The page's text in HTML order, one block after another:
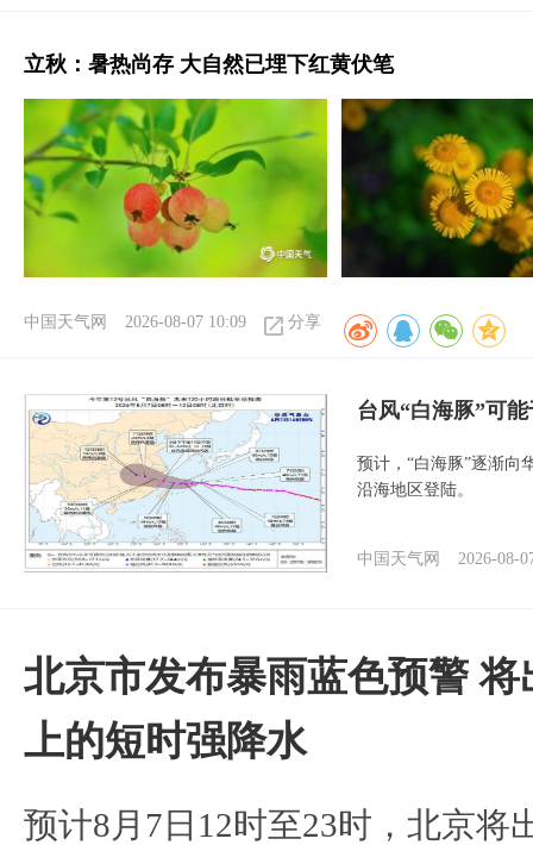
立秋：暑热尚存 大自然已埋下红黄伏笔
中国天气网 2026-08-07 10:09 分享
台风“白海豚”可
预计，“白海豚”逐渐向
沿海地区登陆。
中国天气网 2026-08-
北京市发布暴雨蓝色预警
上的短时强降水
预计8月7日12时至23时，北京将